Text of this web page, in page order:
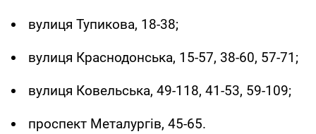
вулиця Тупикова, 18-38;
вулиця Краснодонська, 15-57, 38-60, 57-71;
вулиця Ковельська, 49-118, 41-53, 59-109;
проспект Металургів, 45-65.